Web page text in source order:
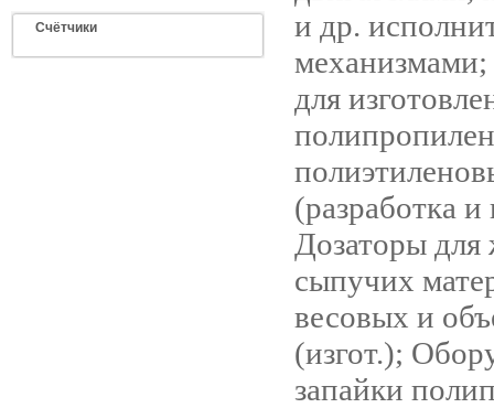
Счётчики
и др.
для
(разработка и
Дозаторы
сыпучих
весовых и
(изгот.);
запайки